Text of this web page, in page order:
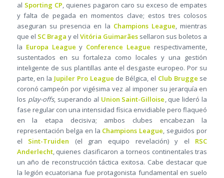
al Sporting CP, quienes pagaron caro su exceso de empates
y falta de pegada en momentos clave; estos tres colosos
aseguran su presencia en la Champions League, mientras
que el SC Braga y elVitória Guimarães sellaron sus boletos a
la Europa League y Conference League respectivamente,
sustentados en su fortaleza como locales y una gestión
inteligente de sus plantillas ante el desgaste europeo. Por su
parte, en la Jupiler Pro League de Bélgica, el Club Brugge se
coronó campeón por vigésima vez al imponer su jerarquía en
los play-offs, superando al Union Saint-Gilloise, que lideró la
fase regular con una intensidad física envidiable pero flaqueó
en la etapa decisiva; ambos clubes encabezan la
representación belga en la Champions League, seguidos por
el Sint-Truiden (el gran equipo revelación) y el RSC
Anderlecht, quienes clasificaron a torneos continentales tras
un año de reconstrucción táctica exitosa. Cabe destacar que
la legión ecuatoriana fue protagonista fundamental en suelo